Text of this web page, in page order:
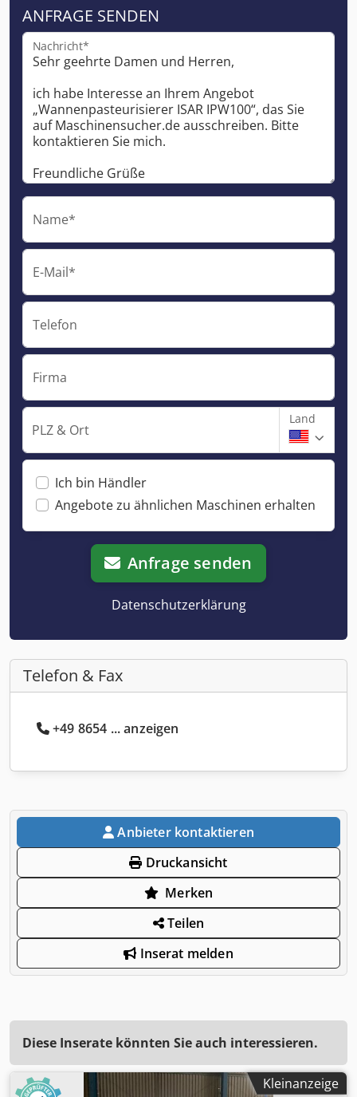
ANFRAGE SENDEN
Nachricht*
Name*
E-Mail*
Telefon
Firma
PLZ & Ort
Land
Ich bin Händler
Angebote zu ähnlichen Maschinen erhalten
Anfrage senden
Datenschutzerklärung
Telefon & Fax
+49 8654 ... anzeigen
Anbieter kontaktieren
Druckansicht
Merken
Teilen
Inserat melden
Diese Inserate könnten Sie auch interessieren.
Kleinanzeige